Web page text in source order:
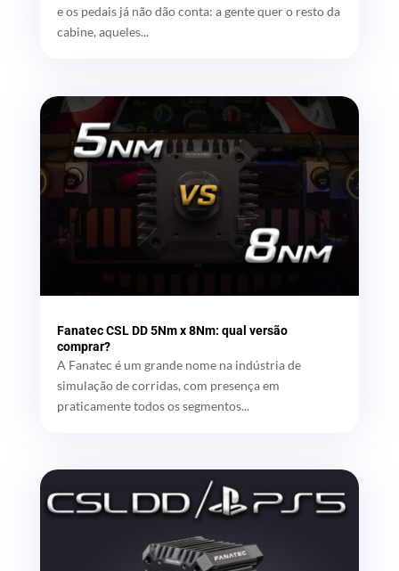
e os pedais já não dão conta: a gente quer o resto da
cabine, aqueles...
Fanatec CSL DD 5Nm x 8Nm: qual versão
comprar?
A Fanatec é um grande nome na indústria de
simulação de corridas, com presença em
praticamente todos os segmentos...